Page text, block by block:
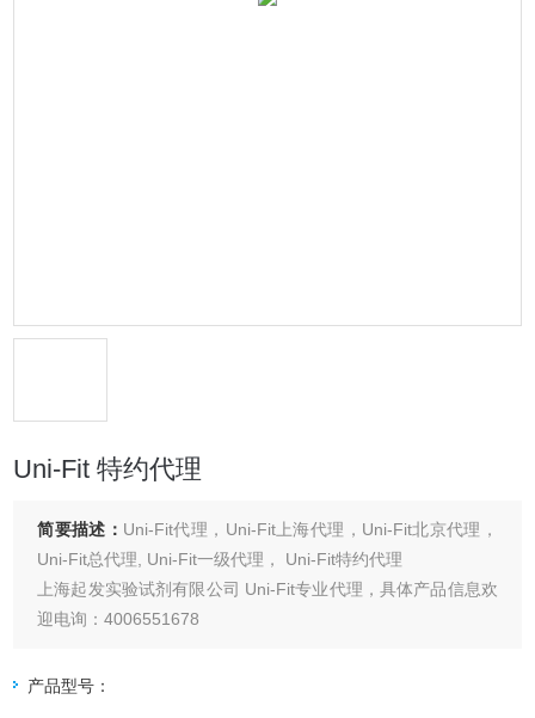
Uni-Fit 特约代理
简要描述： Uni-Fit代理，Uni-Fit上海代理，Uni-Fit北京代理，
Uni-Fit总代理, Uni-Fit一级代理， Uni-Fit特约代理
上海起发实验试剂有限公司 Uni-Fit专业代理，具体产品信息欢
迎电询：4006551678
产品型号：